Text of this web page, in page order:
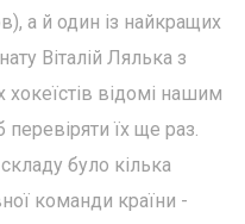
а й один із найкращих
Віталій Лялька з
відомі нашим
їх ще раз.
було кілька
команди країни -